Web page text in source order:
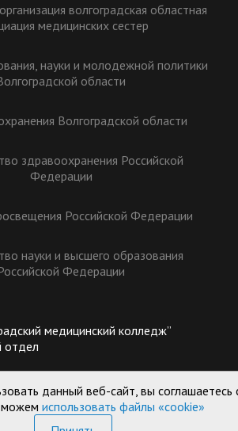
волгоградская областная
медицинских сестер
науки и молодежной политики
области
Волгоградской области
здравоохранения Российской
Федерации
Российской Федерации
науки и высшего образования
Федерации
медицинский колледж”
отдел
данный веб-сайт, вы соглашаетесь
использовать файлы «cookie»